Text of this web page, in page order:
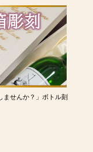
ませんか？」ボトル刻